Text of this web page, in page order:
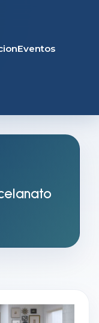
Eventos